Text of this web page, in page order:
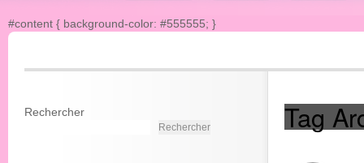
#content { background-color: #555555; }
Rechercher
Rechercher Tag